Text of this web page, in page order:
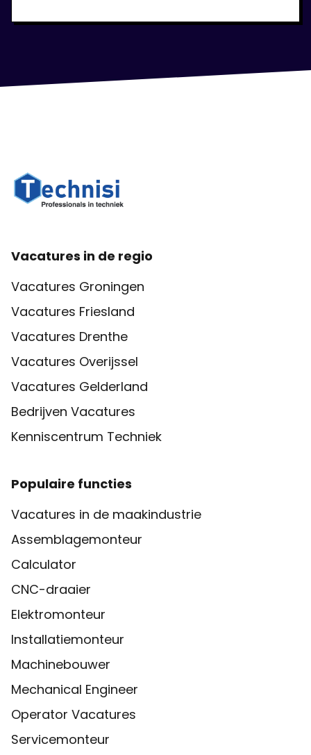
Vacatures in de regio
Vacatures Groningen
Vacatures Friesland
Vacatures Drenthe
Vacatures Overijssel
Vacatures Gelderland
Bedrijven Vacatures
Kenniscentrum Techniek
Populaire functies
Vacatures in de maakindustrie
Assemblagemonteur
Calculator
CNC-draaier
Elektromonteur
Installatiemonteur
Machinebouwer
Mechanical Engineer
Operator Vacatures
Servicemonteur